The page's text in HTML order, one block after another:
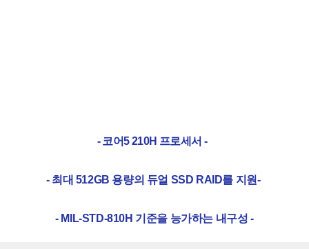
- 코어5 210H 프로세서 -
- 최대 512GB 용량의 듀얼 SSD RAID를 지원-
- MIL-STD-810H 기준을 능가하는 내구성 -